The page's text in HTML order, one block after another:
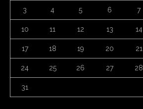
3 4 5 6 7
10 11 12 13 14
17 18 19 20 21
24 25 26 27 28
31